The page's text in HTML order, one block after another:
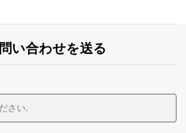
問い合わせを送る